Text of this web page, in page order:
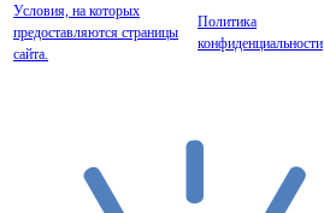
Условия, на которых
предоставляются страницы
сайта.
Политика
конфиденциальности